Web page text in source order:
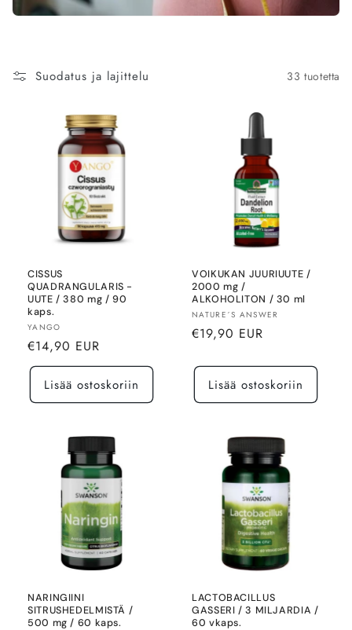
Suodatus ja lajittelu 33 tuotetta
CISSUS
QUADRANGULARIS -
UUTE / 380 mg / 90
kaps.
Myyjä:
YANGO
Normaalihinta
€14,90 EUR
Lisää ostoskoriin
VOIKUKAN JUURIUUTE /
2000 mg /
ALKOHOLITON / 30 ml
Myyjä:
NATURE´S ANSWER
Normaalihinta
€19,90 EUR
Lisää ostoskoriin
NARINGIINI
SITRUSHEDELMISTÄ /
500 mg / 60 kaps.
LACTOBACILLUS
GASSERI / 3 MILJARDIA /
60 vkaps.